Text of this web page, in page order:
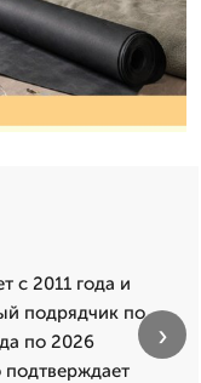
с 2011 года и
подрядчик по
по 2026
подтверждает
›